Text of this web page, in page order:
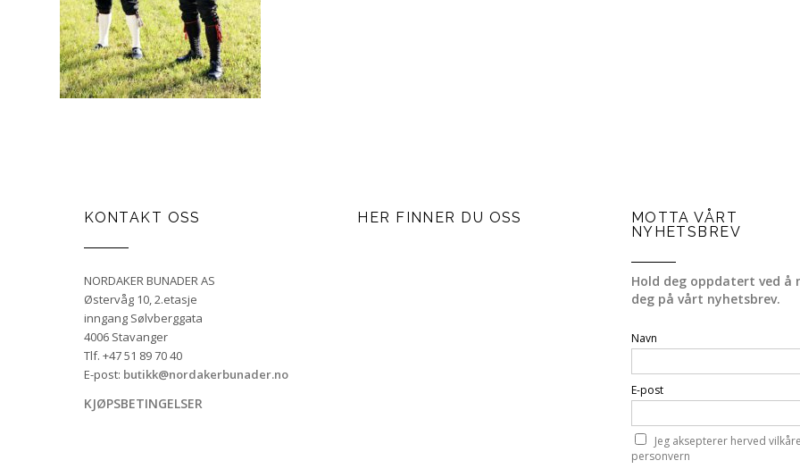
KONTAKT OSS
NORDAKER BUNADER AS
Østervåg 10, 2.etasje
inngang Sølvberggata
4006 Stavanger
Tlf. +47 51 89 70 40
E-post: butikk@nordakerbunader.no
KJØPSBETINGELSER
HER FINNER DU OSS
MOTTA VÅRT
NYHETSBREV
Hold deg oppdatert ved å
deg på vårt nyhetsbrev.
Navn
E-post
Jeg aksepterer herved
personvern